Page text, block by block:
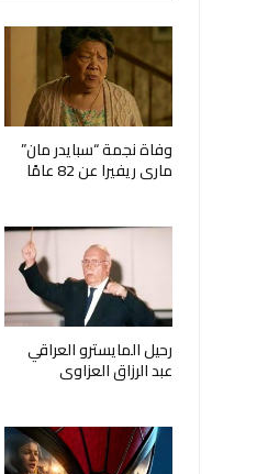
وفاة نجمة “سبايدر مان”
ماري ريفيرا عن 82 عامًا
رحيل المايسترو العراقي
عبد الرزاق العزاوي